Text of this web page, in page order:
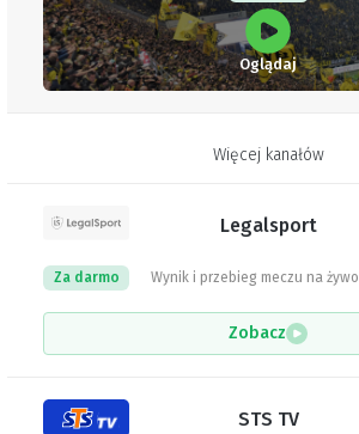
Oglądaj
Więcej kanałów
Legalsport
Wynik i przebieg meczu na żywo
Za darmo
Zobacz
STS TV